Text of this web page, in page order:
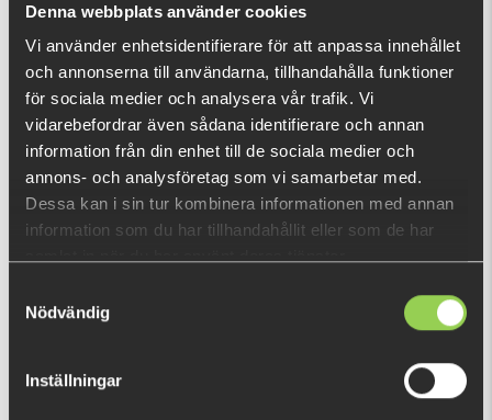
Denna webbplats använder cookies
Vi använder enhetsidentifierare för att anpassa innehållet
och annonserna till användarna, tillhandahålla funktioner
för sociala medier och analysera vår trafik. Vi
vidarebefordrar även sådana identifierare och annan
information från din enhet till de sociala medier och
annons- och analysföretag som vi samarbetar med.
Dessa kan i sin tur kombinera informationen med annan
information som du har tillhandahållit eller som de har
Nödvändig
Inställningar
RECENTLY VIEWED PRODUCTS